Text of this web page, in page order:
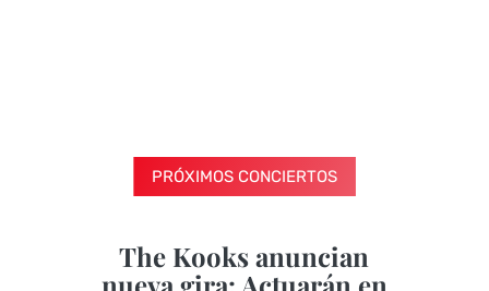
PRÓXIMOS CONCIERTOS
The Kooks anuncian